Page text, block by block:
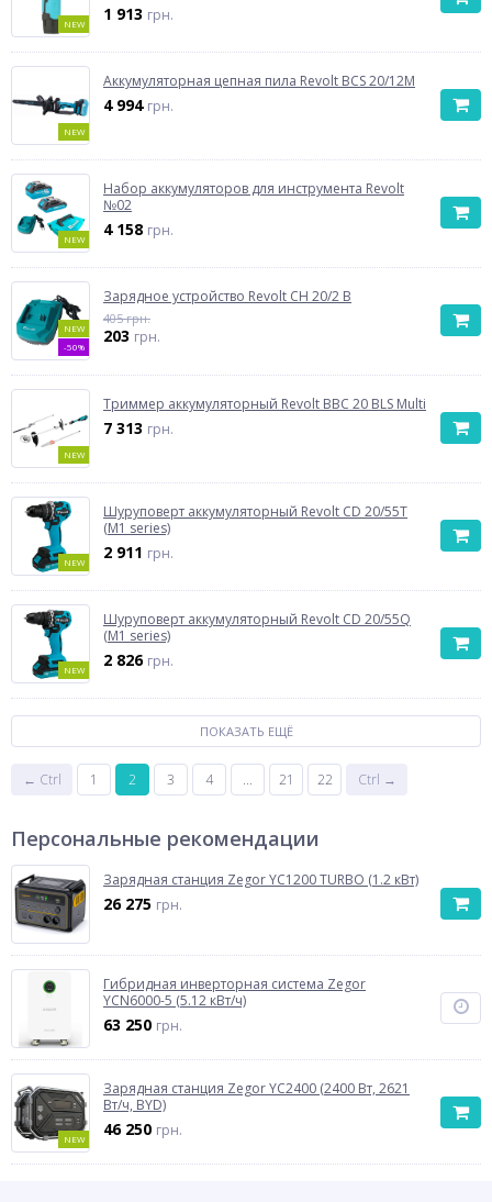
NEW 1 913 грн.
NEW
Аккумуляторная цепная пила Revolt BCS 20/12М
4 994 грн.
NEW
Набор аккумуляторов для инструмента Revolt
№02
4 158 грн.
NEW
-50%
Зарядное устройство Revolt CH 20/2 B
405 грн.
203 грн.
NEW
Триммер аккумуляторный Revolt BBC 20 BLS Multi
7 313 грн.
NEW
Шуруповерт аккумуляторный Revolt CD 20/55T
(M1 series)
2 911 грн.
NEW
Шуруповерт аккумуляторный Revolt СD 20/55Q
(M1 series)
2 826 грн.
ПОКАЗАТЬ ЕЩЁ
← Ctrl 1 2 3 4 ... 21 22 Ctrl →
Персональные рекомендации
Зарядная станция Zegor YC1200 TURBO (1.2 кВт)
26 275 грн.
Гибридная инверторная система Zegor
YCN6000-5 (5.12 кВт/ч)
63 250 грн.
NEW
Зарядная станция Zegor YC2400 (2400 Вт, 2621
Вт/ч, BYD)
46 250 грн.